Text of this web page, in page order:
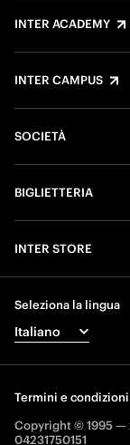
INTER ACADEMY
INTER CAMPUS
SOCIETÀ
BIGLIETTERIA
INTER STORE
Seleziona la lingua
Termini e condizioni
Copyright © 1995 —
04231750151